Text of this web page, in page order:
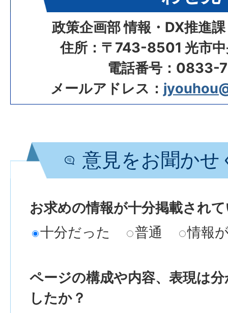
政策企画部 情報・DX推進
住所：〒743-8501 光市中
電話番号：0833-
メールアドレス：
意見をお聞かせ
お求めの情報が十分掲載され
十分だった
普通 情報
ページの構成や内容、表現は
したか？